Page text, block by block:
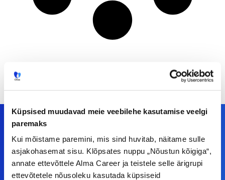
Küpsised muudavad meie veebilehe kasutamise veelgi
paremaks
Kui mõistame paremini, mis sind huvitab, näitame sulle
asjakohasemat sisu. Klõpsates nuppu „Nõustun kõigiga“,
annate ettevõttele Alma Career ja teistele selle ärigrupi
ettevõtetele nõusoleku kasutada küpsiseid
Meiega leiad!
Tööelublogi.ee lehelt leiad kõik vajaliku, et olla